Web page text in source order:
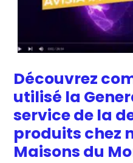
Découvrez
utilisé la
service de la
produits chez
Maisons du